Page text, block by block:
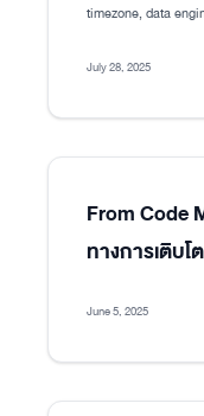
timezone, data
July 28, 2025
From Code
ทางการเติบ
June 5, 2025